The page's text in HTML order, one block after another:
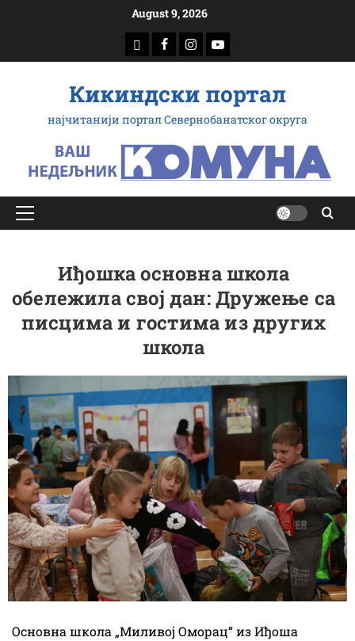
August 9, 2026
доwнлоад
Фацебоок
Инстаграм
Yоутубе
Кикиндски портал
најчитанији портал Севернобанатског округа
Примарy
Иђошка основна школа
обележила свој дан: Дружење са
писцима и гостима из других
школа
Основна школа „Миливој Оморац“ из Иђоша